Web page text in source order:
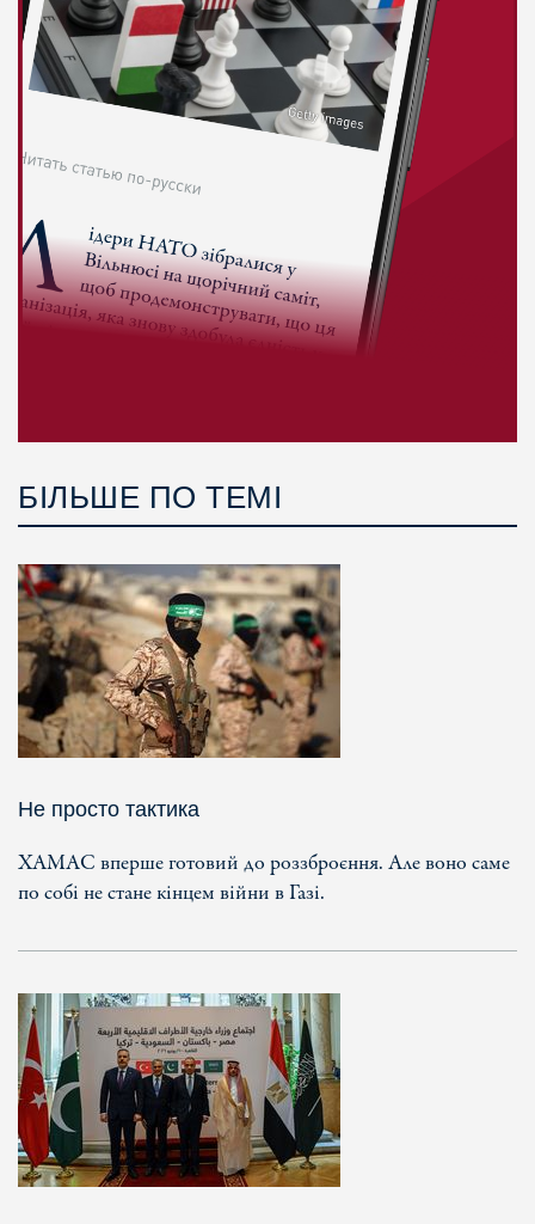
БІЛЬШЕ ПО ТЕМІ
Не просто тактика
ХАМАС вперше готовий до роззброєння. Але воно саме
по собі не стане кінцем війни в Газі.